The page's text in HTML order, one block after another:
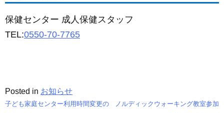
保健センター 成人保健スタッフ
TEL:0550-70-7765
Posted in お知らせ
子ども家庭センター利用時間変更の
ノルディックウォーキング教室参加